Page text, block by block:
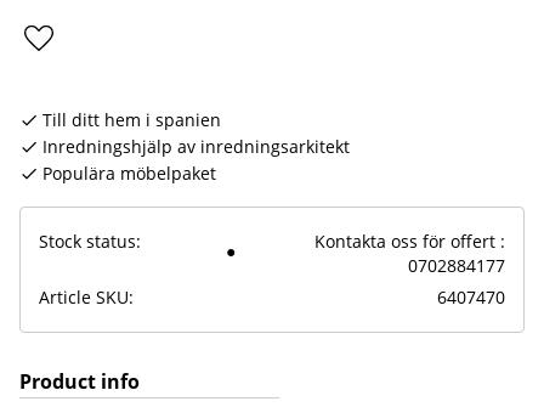
Add to favorites
Till ditt hem i spanien
Inredningshjälp av inredningsarkitekt
Populära möbelpaket
Stock status
Kontakta oss för offert :
0702884177
Article SKU
6407470
Product info